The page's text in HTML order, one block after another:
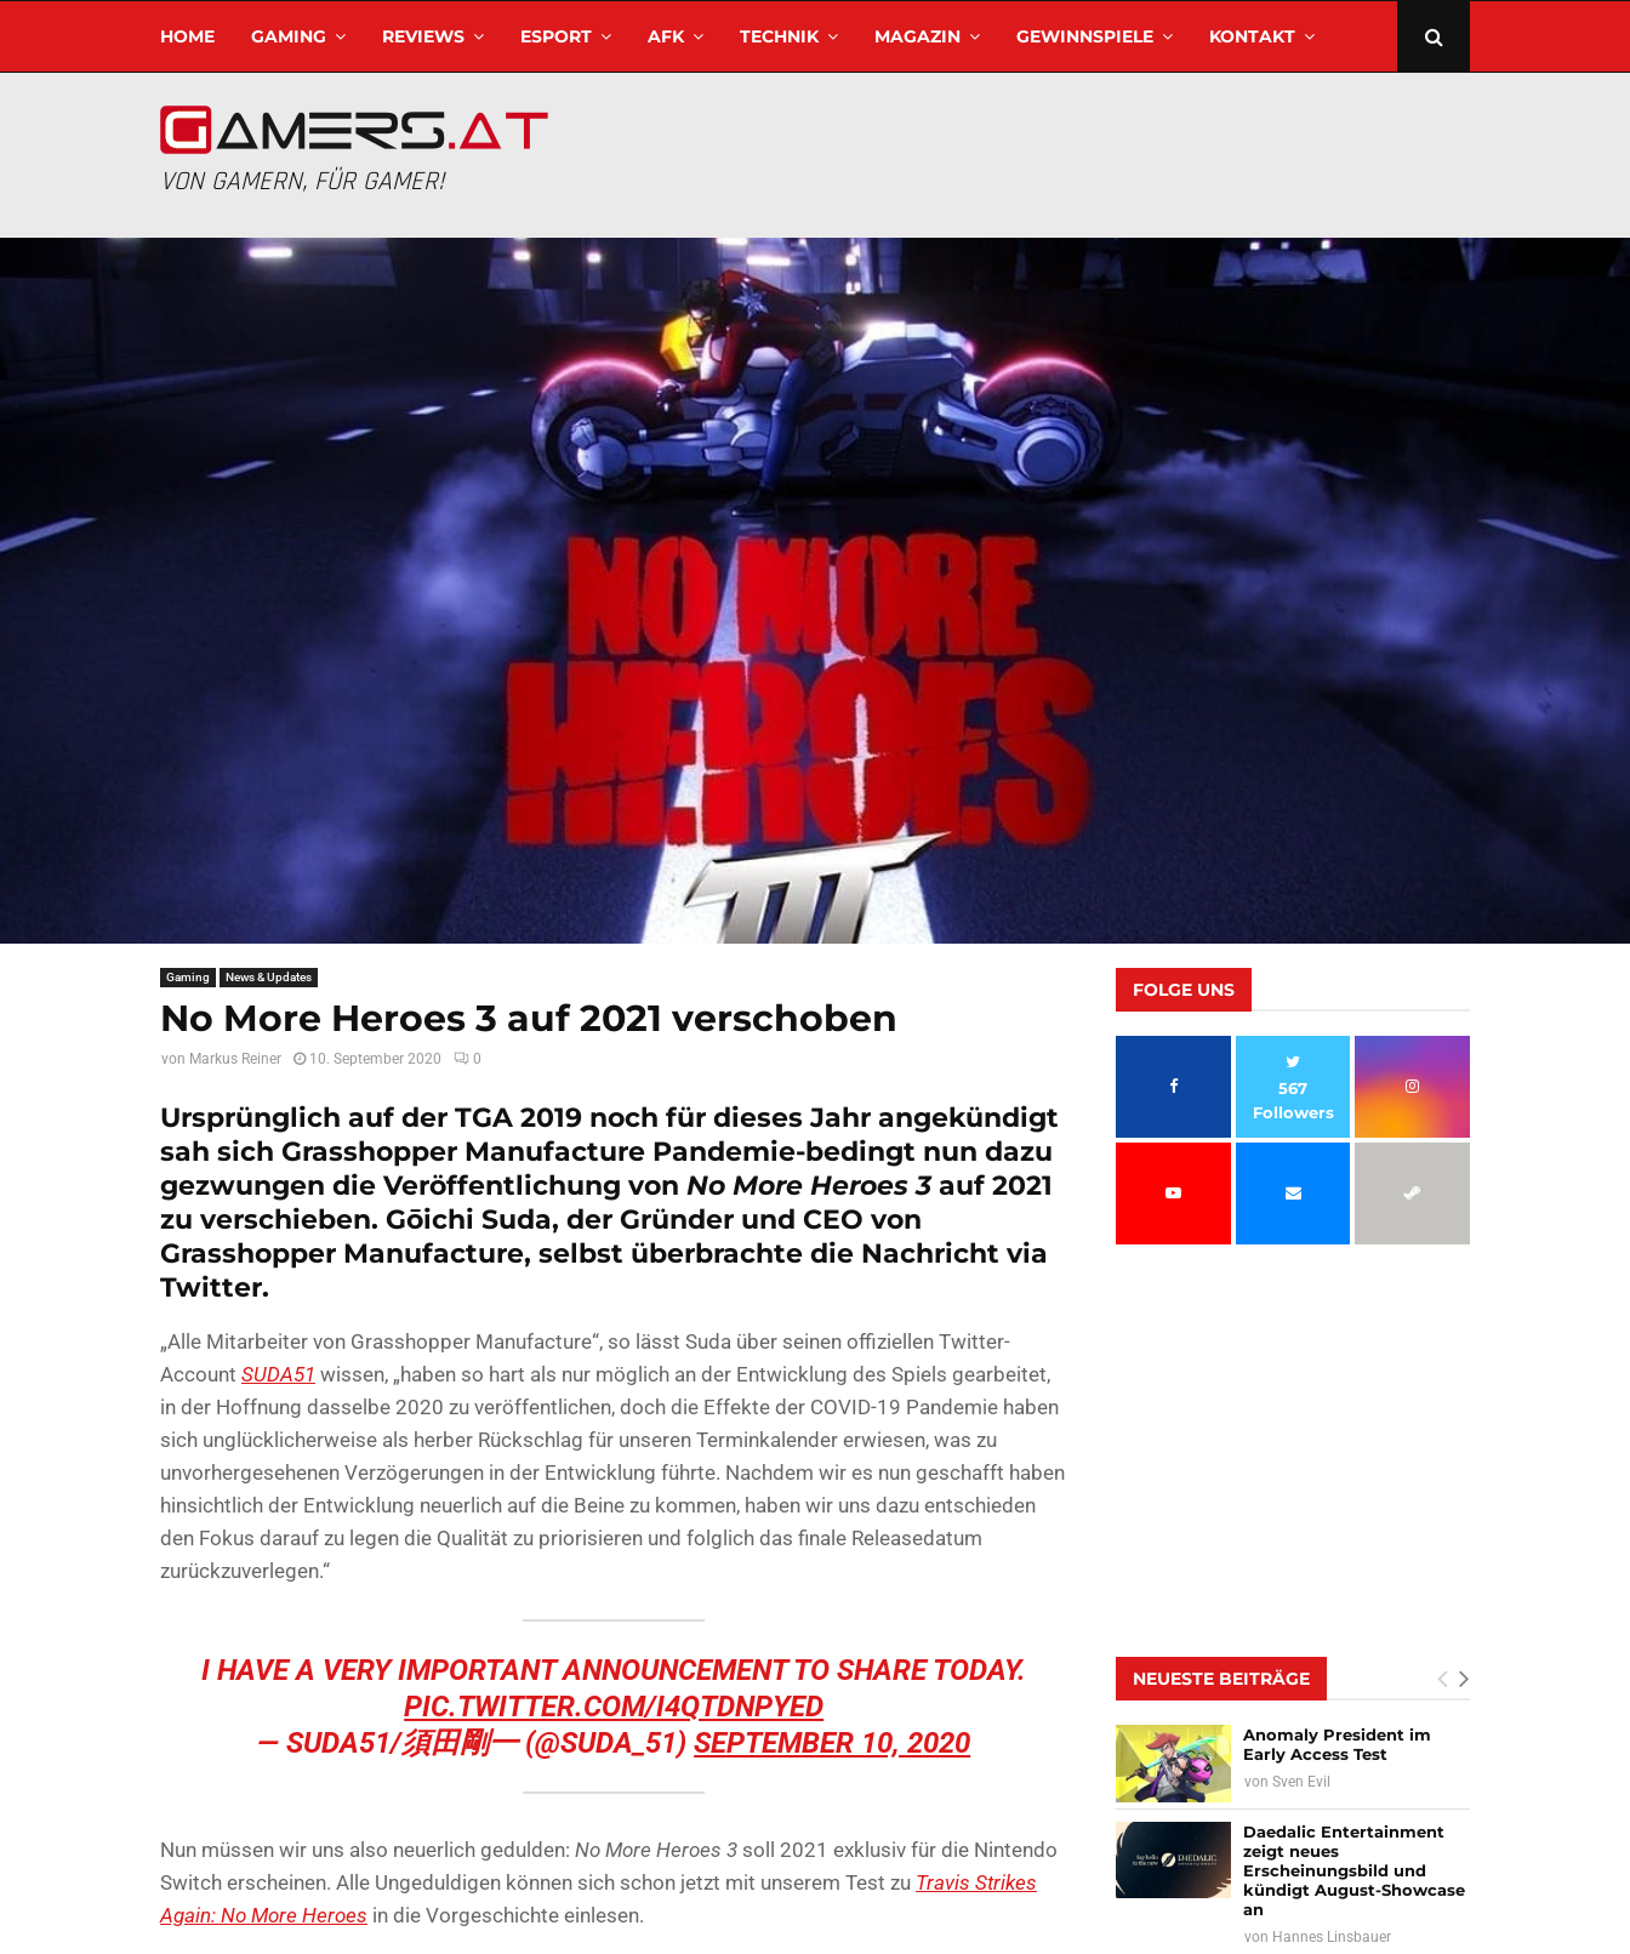
HOME GAMING REVIEWS ESPORT AFK TECHNIK MAGAZIN GEWINNSPIELE KONTAKT
VON GAMERN, FÜR GAMER!
Gaming News & Updates
No More Heroes 3 auf 2021 verschoben
von Markus Reiner 10. September 2020 0
Ursprünglich auf der TGA 2019 noch für dieses Jahr angekündigt
sah sich Grasshopper Manufacture Pandemie-bedingt nun dazu
gezwungen die Veröffentlichung von No More Heroes 3auf 2021
zu verschieben. Gōichi Suda, der Gründer und CEO von
Grasshopper Manufacture, selbst überbrachte die Nachricht via
Twitter.
„Alle Mitarbeiter von Grasshopper Manufacture“, so lässt Suda über seinen offiziellen Twitter-
Account SUDA51 wissen, „haben so hart als nur möglich an der Entwicklung des Spiels gearbeitet,
in der Hoffnung dasselbe 2020 zu veröffentlichen, doch die Effekte der COVID-19 Pandemie haben
sich unglücklicherweise als herber Rückschlag für unseren Terminkalender erwiesen, was zu
unvorhergesehenen Verzögerungen in der Entwicklung führte. Nachdem wir es nun geschafft haben
hinsichtlich der Entwicklung neuerlich auf die Beine zu kommen, haben wir uns dazu entschieden
den Fokus darauf zu legen die Qualität zu priorisieren und folglich das finale Releasedatum
zurückzuverlegen.“
I HAVE A VERY IMPORTANT ANNOUNCEMENT TO SHARE TODAY.
PIC.TWITTER.COM/I4QTDNPYED
— SUDA51/須田剛一 (@SUDA_51)SEPTEMBER 10, 2020
Nun müssen wir uns also neuerlich gedulden: No More Heroes 3 soll 2021 exklusiv für die Nintendo
Switch erscheinen. Alle Ungeduldigen können sich schon jetzt mit unserem Test zu Travis Strikes
Again: No More Heroes in die Vorgeschichte einlesen.
FOLGE UNS
567
Followers
NEUESTE BEITRÄGE
Anomaly President im
Early Access Test
vonSven Evil
Daedalic Entertainment
zeigt neues
Erscheinungsbild und
kündigt August-Showcase
an
von Hannes Linsbauer